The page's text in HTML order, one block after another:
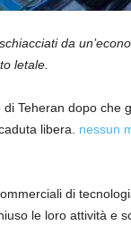
da
letale.
Teheran dopo che
libera. nessun
di
le loro attività e